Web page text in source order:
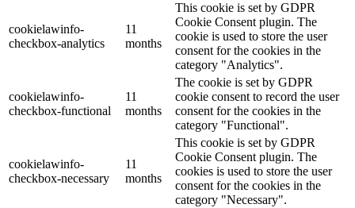
cookielawinfo-
checkbox-analytics
11
months
This cookie is set by GDPR
Cookie Consent plugin. The
cookie is used to store the user
consent for the cookies in the
category "Analytics".
cookielawinfo-
checkbox-functional
11
months
The cookie is set by GDPR
cookie consent to record the user
consent for the cookies in the
category "Functional".
cookielawinfo-
checkbox-necessary
11
months
This cookie is set by GDPR
Cookie Consent plugin. The
cookies is used to store the user
consent for the cookies in the
category "Necessary".